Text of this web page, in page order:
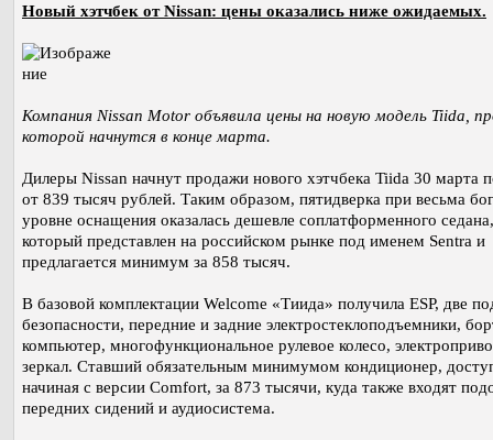
Новый хэтчбек от Nissan: цены оказались ниже ожидаемых.
Компания Nissan Motor объявила цены на новую модель Tiida,
которой начнутся в конце марта.
Дилеры Nissan начнут продажи нового хэтчбека Tiida 30 марта
от 839 тысяч рублей. Таким образом, пятидверка при весьма
уровне оснащения оказалась дешевле соплатформенного седана,
который представлен на российском рынке под именем Sentra и
предлагается минимум за 858 тысяч.
В базовой комплектации Welcome «Тиида» получила ESP, две
безопасности, передние и задние электростеклоподъемники,
компьютер, многофункциональное рулевое колесо,
зеркал. Ставший обязательным минимумом кондиционер,
начиная с версии Comfort, за 873 тысячи, куда также входят
передних сидений и аудиосистема.